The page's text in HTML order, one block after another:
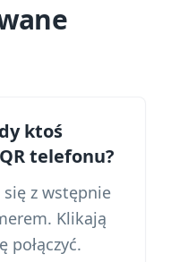
ktoś
telefonu?
z wstępnie
Klikają
połączyć.